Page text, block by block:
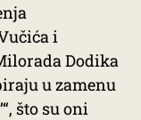
i
Dodika
u zamenu
što su oni